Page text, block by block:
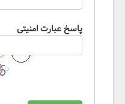
پاسخ عبارت امنیتی